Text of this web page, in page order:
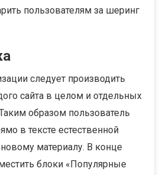
пользователям за шеринг
следует производить
сайта в целом и отдельных
образом пользователь
в тексте естественной
материалу. В конце
блоки «Популярные